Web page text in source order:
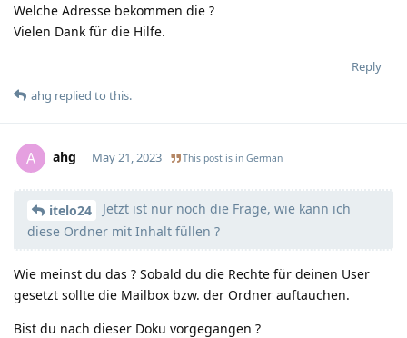
Welche Adresse bekommen die ?
Vielen Dank für die Hilfe.
Reply
ahg replied to this.
A ahg
Moolevel0
May 21, 2023 This post is in German
itelo24
Jetzt ist nur noch die Frage, wie kann ich
diese Ordner mit Inhalt füllen ?
Wie meinst du das ? Sobald du die Rechte für deinen User
gesetzt sollte die Mailbox bzw. der Ordner auftauchen.
Bist du nach dieser Doku vorgegangen ?